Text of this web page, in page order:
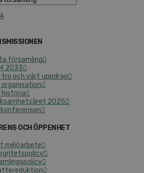
församling
2033
tro och vårt uppdrag
organisation
historia
2025
OCH ÖPPENHET
miljöarbete